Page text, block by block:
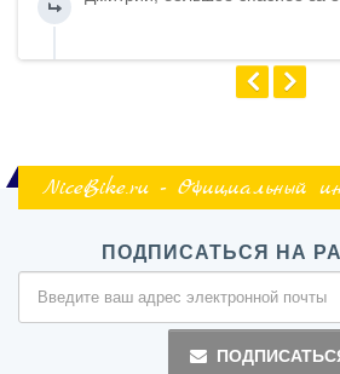
NiceBike.ru - Официальный
ПОДПИСАТЬСЯ НА